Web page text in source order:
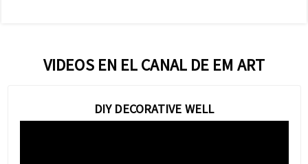
VIDEOS EN EL CANAL DE EM ART
DIY DECORATIVE WELL